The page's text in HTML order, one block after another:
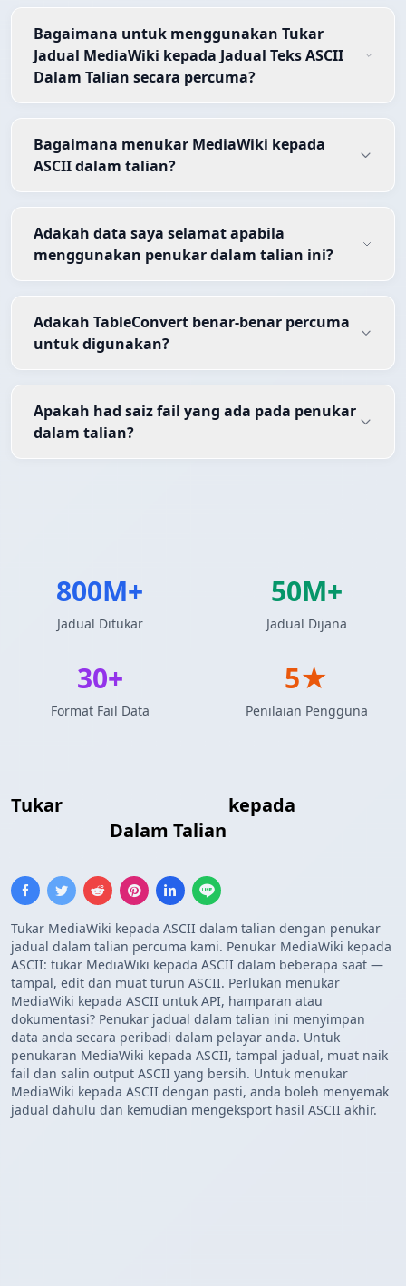
Tukar kepada
Dalam Talian
Tukar MediaWiki kepada ASCII dalam talian dengan penukar
jadual dalam talian percuma kami. Penukar MediaWiki kepada
ASCII: tukar MediaWiki kepada ASCII dalam beberapa saat —
tampal, edit dan muat turun ASCII. Perlukan menukar
MediaWiki kepada ASCII untuk API, hamparan atau
dokumentasi? Penukar jadual dalam talian ini menyimpan
data anda secara peribadi dalam pelayar anda. Untuk
penukaran MediaWiki kepada ASCII, tampal jadual, muat naik
fail dan salin output ASCII yang bersih. Untuk menukar
MediaWiki kepada ASCII dengan pasti, anda boleh menyemak
jadual dahulu dan kemudian mengeksport hasil ASCII akhir.
Bagaimana untuk menggunakan Tukar
Jadual MediaWiki kepada Jadual Teks ASCII
Dalam Talian secara percuma?
Bagaimana menukar MediaWiki kepada
ASCII dalam talian?
Adakah data saya selamat apabila
menggunakan penukar dalam talian ini?
Adakah TableConvert benar-benar percuma
untuk digunakan?
Apakah had saiz fail yang ada pada penukar
dalam talian?
800M+
Jadual Ditukar
50M+
Jadual Dijana
30+
Format Fail Data
5★
Penilaian Pengguna